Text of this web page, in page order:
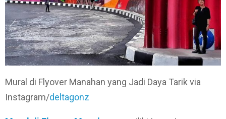
Mural di Flyover Manahan yang Jadi Daya Tarik via
Instagram/deltagonz